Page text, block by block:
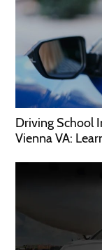
Driving School
Vienna VA: